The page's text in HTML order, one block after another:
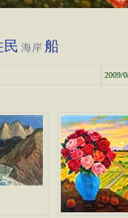
民 海岸 船
2009/